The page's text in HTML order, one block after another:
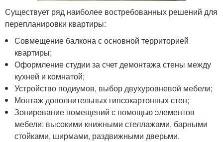
Существует ряд наиболее востребованных решений для
перепланировки квартиры:
Совмещение балкона с основной территорией
квартиры;
Оформление студии за счет демонтажа стены между
кухней и комнатой;
Устройство подиумов, выбор двухуровневой мебели;
Монтаж дополнительных гипсокартонных стен;
Зонирование помещений с помощью элементов
мебели: высокими книжными стеллажами, барными
стойками, ширмами, раздвижными дверьми.